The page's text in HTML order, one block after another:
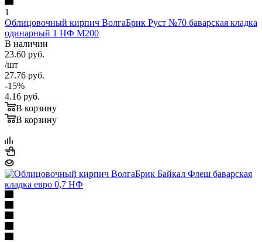
1
Облицовочный кирпич ВолгаБрик Руст №70 баварская кладка
одинарный 1 НФ М200
В наличии
23.60 руб.
/шт
27.76 руб.
-15%
4.16 руб.
В корзину
В корзину